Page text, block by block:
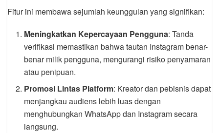
Fitur ini membawa sejumlah keunggulan yang signifikan:
Meningkatkan Kepercayaan Pengguna: Tanda
verifikasi memastikan bahwa tautan Instagram benar-
benar milik pengguna, mengurangi risiko penyamaran
atau penipuan.
Promosi Lintas Platform: Kreator dan pebisnis dapat
menjangkau audiens lebih luas dengan
menghubungkan WhatsApp dan Instagram secara
langsung.